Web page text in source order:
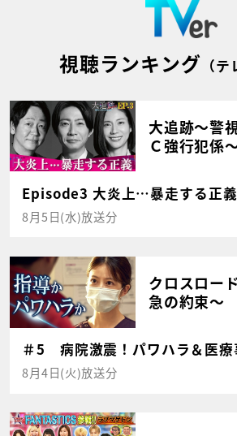
視聴ランキング （
大追跡～警
Ｃ強行犯係
Episode3 大炎上…暴走する正義
8月5日(水)放送分
クロスロー
急の約束～
＃5 病院激震！パワハラ＆医療
8月4日(火)放送分